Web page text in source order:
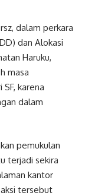
dalam perkara
dan Alokasi
Haruku,
masa
karena
dalam
pemukulan
terjadi sekira
kantor
tersebut